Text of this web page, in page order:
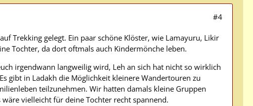
#4
Trekking gelegt. Ein paar schöne Klöster, wie Lamayuru, Likir
Tochter, da dort oftmals auch Kindermönche leben.
irgendwann langweilig wird, Leh an sich hat nicht so wirklich
gibt in Ladakh die Möglichkeit kleinere Wandertouren zu
teilzunehmen. Wir hatten damals kleine Gruppen
vielleicht für deine Tochter recht spannend.